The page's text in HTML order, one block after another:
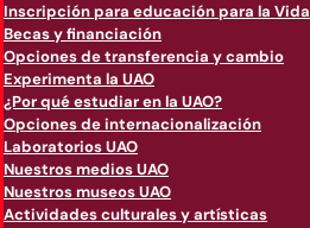
Inscripción para educación para la Vida
Becas y financiación
Opciones de transferencia y cambio
Experimenta la UAO
¿Por qué estudiar en la UAO?
Opciones de internacionalización
Laboratorios UAO
Nuestros medios UAO
Nuestros museos UAO
Actividades culturales y artísticas